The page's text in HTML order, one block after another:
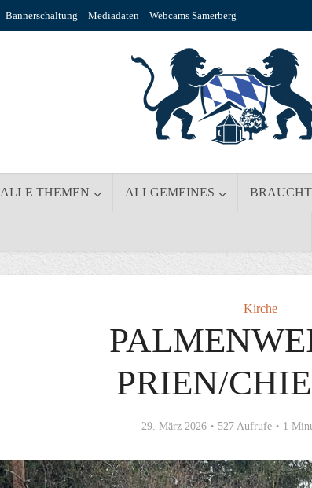
Bannerschaltung Mediadaten Webcams Samerberg
ALLE THEMEN ALLGEMEINES
Kirche
PRIEN/
29. März 2026 527 Aufrufe 1